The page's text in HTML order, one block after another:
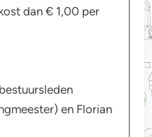
dan € 1,00 per
en Florian